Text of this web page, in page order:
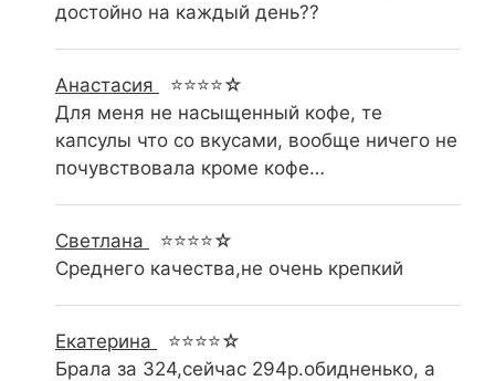
достойно на каждый день??
Анастасия
⭐⭐⭐⭐☆
Для меня не насыщенный кофе, те
капсулы что со вкусами, вообще ничего не
почувствовала кроме кофе…
Светлана
⭐⭐⭐⭐☆
Среднего качества,не очень крепкий
Екатерина
⭐⭐⭐⭐☆
Брала за 324,сейчас 294р.обидненько, а